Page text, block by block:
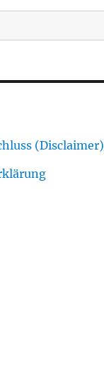
(Disclaimer)